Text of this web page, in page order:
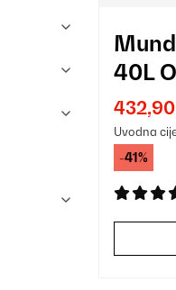
40L
Uvodna
-41%